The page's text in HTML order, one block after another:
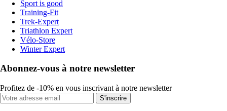
Sport is good
Training-Fit
Trek-Expert
Triathlon Expert
Vélo-Store
Winter Expert
Abonnez-vous à notre newsletter
Profitez de -10% en vous inscrivant à notre newsletter
S'inscrire